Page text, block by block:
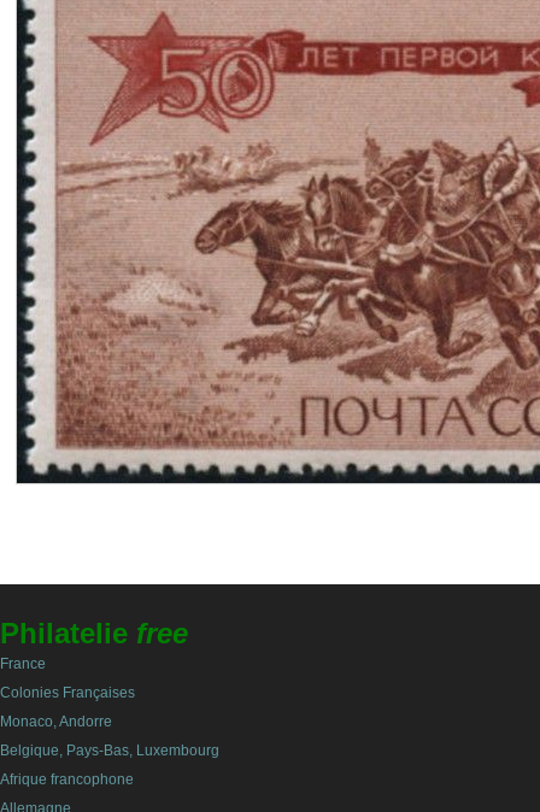
Philatelie free
France
Colonies Françaises
Monaco, Andorre
Belgique, Pays-Bas, Luxembourg
Afrique francophone
Allemagne